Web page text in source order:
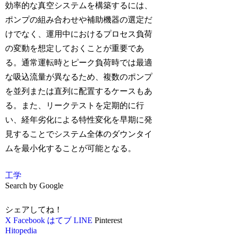
効率的な真空システムを構築するには、
ポンプの組み合わせや補助機器の選定だ
けでなく、運用中におけるプロセス負荷
の変動を想定しておくことが重要であ
る。通常運転時とピーク負荷時では最適
な吸込流量が異なるため、複数のポンプ
を並列または直列に配置するケースもあ
る。また、リークテストを定期的に行
い、経年劣化による特性変化を早期に発
見することでシステム全体のダウンタイ
ムを最小化することが可能となる。
工学
Search by Google
シェアしてね！
X Facebook はてブ LINE Pinterest
Hitopedia